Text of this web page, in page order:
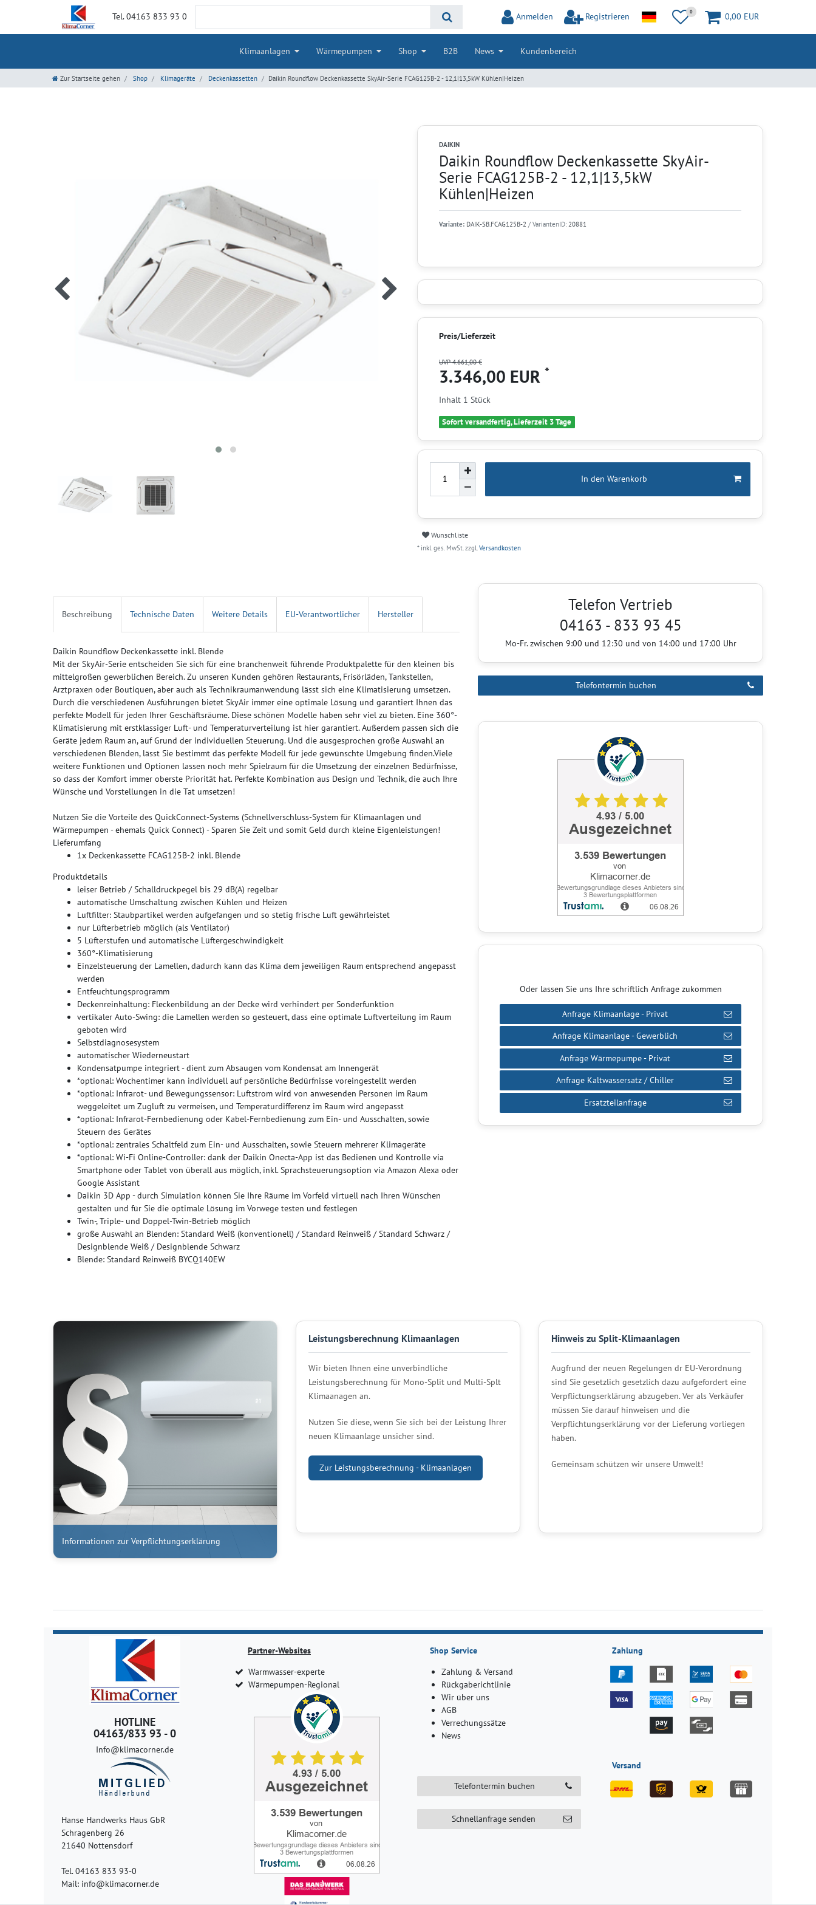
Tel. 04163 833 93 0 Anmelden Registrieren 0 0,00 EUR
Klimaanlagen Wärmepumpen Shop B2B News Kundenbereich
Zur Startseite gehen Shop Klimageräte Deckenkassetten Daikin Roundflow Deckenkassette SkyAir-Serie FCAG125B-2 - 12,1|13,5kW Kühlen|Heizen
DAIKIN
Daikin Roundflow Deckenkassette SkyAir-
Serie FCAG125B-2 - 12,1|13,5kW
Kühlen|Heizen
Variante: DAIK-SB.FCAG125B-2 / VariantenID: 20881
Preis/Lieferzeit
UVP 4.661,00 €
3.346,00 EUR *
Inhalt 1 Stück
Sofort versandfertig, Lieferzeit 3 Tage
In den Warenkorb
Wunschliste
* inkl. ges. MwSt. zzgl. Versandkosten
Beschreibung Technische Daten Weitere Details EU-Verantwortlicher Hersteller
Daikin Roundflow Deckenkassette inkl. Blende
Mit der SkyAir-Serie entscheiden Sie sich für eine branchenweit führende Produktpalette für den kleinen bis
mittelgroßen gewerblichen Bereich. Zu unseren Kunden gehören Restaurants, Frisörläden, Tankstellen,
Arztpraxen oder Boutiquen, aber auch als Technikraumanwendung lässt sich eine Klimatisierung umsetzen.
Durch die verschiedenen Ausführungen bietet SkyAir immer eine optimale Lösung und garantiert Ihnen das
perfekte Modell für jeden Ihrer Geschäftsräume. Diese schönen Modelle haben sehr viel zu bieten. Eine 360°-
Klimatisierung mit erstklassiger Luft- und Temperaturverteilung ist hier garantiert. Außerdem passen sich die
Geräte jedem Raum an, auf Grund der individuellen Steuerung. Und die ausgesprochen große Auswahl an
verschiedenen Blenden, lässt Sie bestimmt das perfekte Modell für jede gewünschte Umgebung finden.Viele
weitere Funktionen und Optionen lassen noch mehr Spielraum für die Umsetzung der einzelnen Bedürfnisse,
so dass der Komfort immer oberste Priorität hat. Perfekte Kombination aus Design und Technik, die auch Ihre
Wünsche und Vorstellungen in die Tat umsetzen!
Nutzen Sie die Vorteile des QuickConnect-Systems (Schnellverschluss-System für Klimaanlagen und
Wärmepumpen - ehemals Quick Connect) - Sparen Sie Zeit und somit Geld durch kleine Eigenleistungen!
Lieferumfang
1x Deckenkassette FCAG125B-2 inkl. Blende
Produktdetails
leiser Betrieb / Schalldruckpegel bis 29 dB(A) regelbar
automatische Umschaltung zwischen Kühlen und Heizen
Luftfilter: Staubpartikel werden aufgefangen und so stetig frische Luft gewährleistet
nur Lüfterbetrieb möglich (als Ventilator)
5 Lüfterstufen und automatische Lüftergeschwindigkeit
360°-Klimatisierung
Einzelsteuerung der Lamellen, dadurch kann das Klima dem jeweiligen Raum entsprechend angepasst
werden
Entfeuchtungsprogramm
Deckenreinhaltung: Fleckenbildung an der Decke wird verhindert per Sonderfunktion
vertikaler Auto-Swing: die Lamellen werden so gesteuert, dass eine optimale Luftverteilung im Raum
geboten wird
Selbstdiagnosesystem
automatischer Wiederneustart
Kondensatpumpe integriert - dient zum Absaugen vom Kondensat am Innengerät
*optional: Wochentimer kann individuell auf persönliche Bedürfnisse voreingestellt werden
*optional: Infrarot- und Bewegungssensor: Luftstrom wird von anwesenden Personen im Raum
weggeleitet um Zugluft zu vermeisen, und Temperaturdifferenz im Raum wird angepasst
*optional: Infrarot-Fernbedienung oder Kabel-Fernbedienung zum Ein- und Ausschalten, sowie
Steuern des Gerätes
*optional: zentrales Schaltfeld zum Ein- und Ausschalten, sowie Steuern mehrerer Klimageräte
*optional: Wi-Fi Online-Controller: dank der Daikin Onecta-App ist das Bedienen und Kontrolle via
Smartphone oder Tablet von überall aus möglich, inkl. Sprachsteuerungsoption via Amazon Alexa oder
Google Assistant
Daikin 3D App - durch Simulation können Sie Ihre Räume im Vorfeld virtuell nach Ihren Wünschen
gestalten und für Sie die optimale Lösung im Vorwege testen und festlegen
Twin-, Triple- und Doppel-Twin-Betrieb möglich
große Auswahl an Blenden: Standard Weiß (konventionell) / Standard Reinweiß / Standard Schwarz /
Designblende Weiß / Designblende Schwarz
Blende: Standard Reinweiß BYCQ140EW
Telefon Vertrieb
04163 - 833 93 45
Mo-Fr. zwischen 9:00 und 12:30 und von 14:00 und 17:00 Uhr
Telefontermin buchen
Oder lassen Sie uns Ihre schriftlich Anfrage zukommen
Anfrage Klimaanlage - Privat
Anfrage Klimaanlage - Gewerblich
Anfrage Wärmepumpe - Privat
Anfrage Kaltwassersatz / Chiller
Ersatzteilanfrage
Informationen zur Verpflichtungserklärung
Leistungsberechnung Klimaanlagen
Wir bieten Ihnen eine unverbindliche
Leistungsberechnung für Mono-Split und Multi-Splt
Klimaanagen an.
Nutzen Sie diese, wenn Sie sich bei der Leistung Ihrer
neuen Klimaanlage unsicher sind.
Zur Leistungsberechnung - Klimaanlagen
Hinweis zu Split-Klimaanlagen
Augfrund der neuen Regelungen dr EU-Verordnung
sind Sie gesetzlich gesetzlich dazu aufgefordert eine
Verpflictungserklärung abzugeben. Ver als Verkäufer
müssen Sie darauf hinweisen und die
Verpflichtungserklärung vor der Lieferung vorliegen
haben.
Gemeinsam schützen wir unsere Umwelt!
HOTLINE
04163/833 93 - 0
Info@klimacorner.de
Hanse Handwerks Haus GbR
Schragenberg 26
21640 Nottensdorf
Tel. 04163 833 93-0
Mail: info@klimacorner.de
Partner-Websites
Warmwasser-experte
Wärmepumpen-Regional
Shop Service
Zahlung & Versand
Rückgaberichtlinie
Wir über uns
AGB
Verrechungssätze
News
Telefontermin buchen
Schnellanfrage senden
Zahlung
Versand